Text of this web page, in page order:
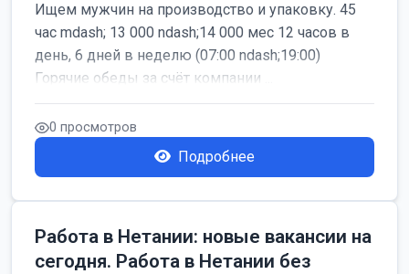
Ищем мужчин на производство и упаковку. 45
час mdash; 13 000 ndash;14 000 мес 12 часов в
день, 6 дней в неделю (07:00 ndash;19:00)
Горячие обеды за счёт компании ...
0 просмотров
Подробнее
Работа в Нетании: новые вакансии на
сегодня. Работа в Нетании без